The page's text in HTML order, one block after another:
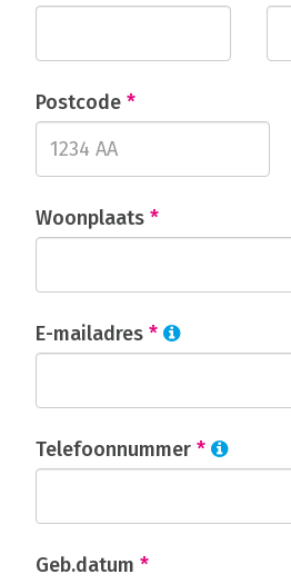
Postcode *
Woonplaats *
E-mailadres *
Telefoonnummer *
Geb.datum *